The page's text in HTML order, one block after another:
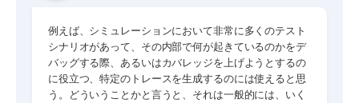
例えば、シミュレーションにおいて非常に多くのテスト
シナリオがあって、その内部で何が起きているのかをデ
バッグする際、あるいはカバレッジを上げようとするの
に役立つ、特定のトレースを生成するのには使えると思
う。どういうことかと言うと、それは一般的には、いく